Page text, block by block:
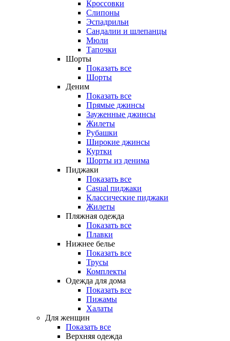
Кроссовки
Слипоны
Эспадрильи
Сандалии и шлепанцы
Мюли
Тапочки
Шорты
Показать все
Шорты
Деним
Показать все
Прямые джинсы
Зауженные джинсы
Жилеты
Рубашки
Широкие джинсы
Куртки
Шорты из денима
Пиджаки
Показать все
Casual пиджаки
Классические пиджаки
Жилеты
Пляжная одежда
Показать все
Плавки
Нижнее белье
Показать все
Трусы
Комплекты
Одежда для дома
Показать все
Пижамы
Халаты
Для женщин
Показать все
Верхняя одежда